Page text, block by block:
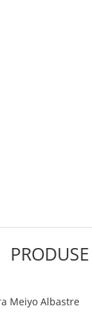
Meiyo Albastre